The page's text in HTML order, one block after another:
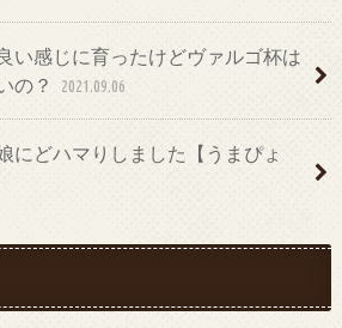
い感じに育ったけどヴァルゴ杯は
の？
2021.09.06
にどハマりしました【うまぴょ